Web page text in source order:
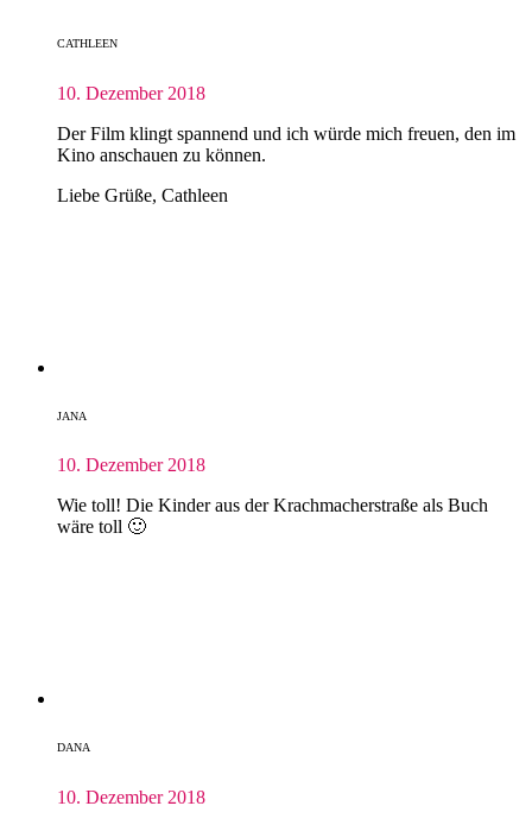
CATHLEEN
10. Dezember 2018
Der Film klingt spannend und ich würde mich freuen, den im
Kino anschauen zu können.
Liebe Grüße, Cathleen
JANA
10. Dezember 2018
Wie toll! Die Kinder aus der Krachmacherstraße als Buch
wäre toll 🙂
DANA
10. Dezember 2018